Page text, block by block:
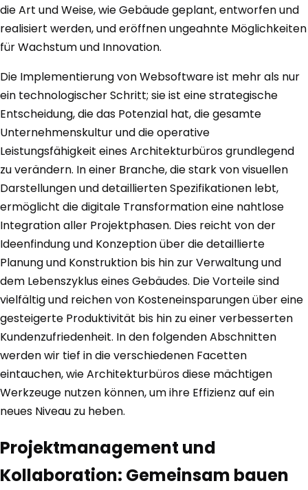
die Art und Weise, wie Gebäude geplant, entworfen und
realisiert werden, und eröffnen ungeahnte Möglichkeiten
für Wachstum und Innovation.
Die Implementierung von Websoftware ist mehr als nur
ein technologischer Schritt; sie ist eine strategische
Entscheidung, die das Potenzial hat, die gesamte
Unternehmenskultur und die operative
Leistungsfähigkeit eines Architekturbüros grundlegend
zu verändern. In einer Branche, die stark von visuellen
Darstellungen und detaillierten Spezifikationen lebt,
ermöglicht die digitale Transformation eine nahtlose
Integration aller Projektphasen. Dies reicht von der
Ideenfindung und Konzeption über die detaillierte
Planung und Konstruktion bis hin zur Verwaltung und
dem Lebenszyklus eines Gebäudes. Die Vorteile sind
vielfältig und reichen von Kosteneinsparungen über eine
gesteigerte Produktivität bis hin zu einer verbesserten
Kundenzufriedenheit. In den folgenden Abschnitten
werden wir tief in die verschiedenen Facetten
eintauchen, wie Architekturbüros diese mächtigen
Werkzeuge nutzen können, um ihre Effizienz auf ein
neues Niveau zu heben.
Projektmanagement und
Kollaboration: Gemeinsam bauen